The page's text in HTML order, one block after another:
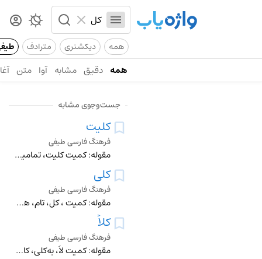
همه دیکشنری مترادف
همه دقیق مشابه آوا متن
جست‌وجوی مشابه
کلیت
فرهنگ فارسی طیفی
مقوله: کمیت کلیت، تمامیت، کل، کاملبودن جامعیت، عمومیت جهان‌شمولی، فراگیری، شمول جبلت، کیهان سیستم، نظام، چارچوب، هیئت، تشکیلات، سازمان، نظم، رژیم، دولت، سازمان
کلی
فرهنگ فارسی طیفی
مقوله: کمیت ، کل، تام، همگانی، عالمگیر، عمومی، جامع▼، بخش‌ناپذیر▼ ساده تمام‌عیار، تمام و کمال، کامل (دارای کمال) واحد، یک گروهی
کلاً
فرهنگ فارسی طیفی
مقوله: کمیت لاً، به‌کلی، کاملاً، بالکل، اصلاً، پاک ازبای بسم الله تاتای تمت